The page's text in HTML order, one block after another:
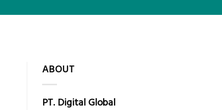
ABOUT
PT. Digital Global